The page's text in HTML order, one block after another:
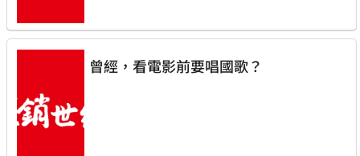
曾經，看電影前要唱國歌？